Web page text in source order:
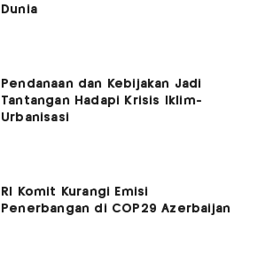
Dunia
Pendanaan dan Kebijakan Jadi
Tantangan Hadapi Krisis Iklim-
Urbanisasi
RI Komit Kurangi Emisi
Penerbangan di COP29 Azerbaijan